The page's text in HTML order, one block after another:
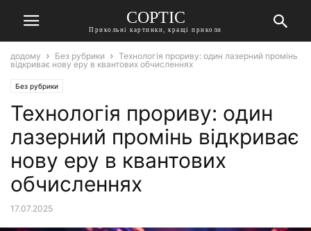
СОРТІС
Прикольні картинки, кращі приколи
додому Без рубрики
Технологія прориву: один лазерний промінь
відкриває нову еру в квантових обчисленнях
Без рубрики
Технологія прориву: один
лазерний промінь відкриває
нову еру в квантових
обчисленнях
17.07.2025